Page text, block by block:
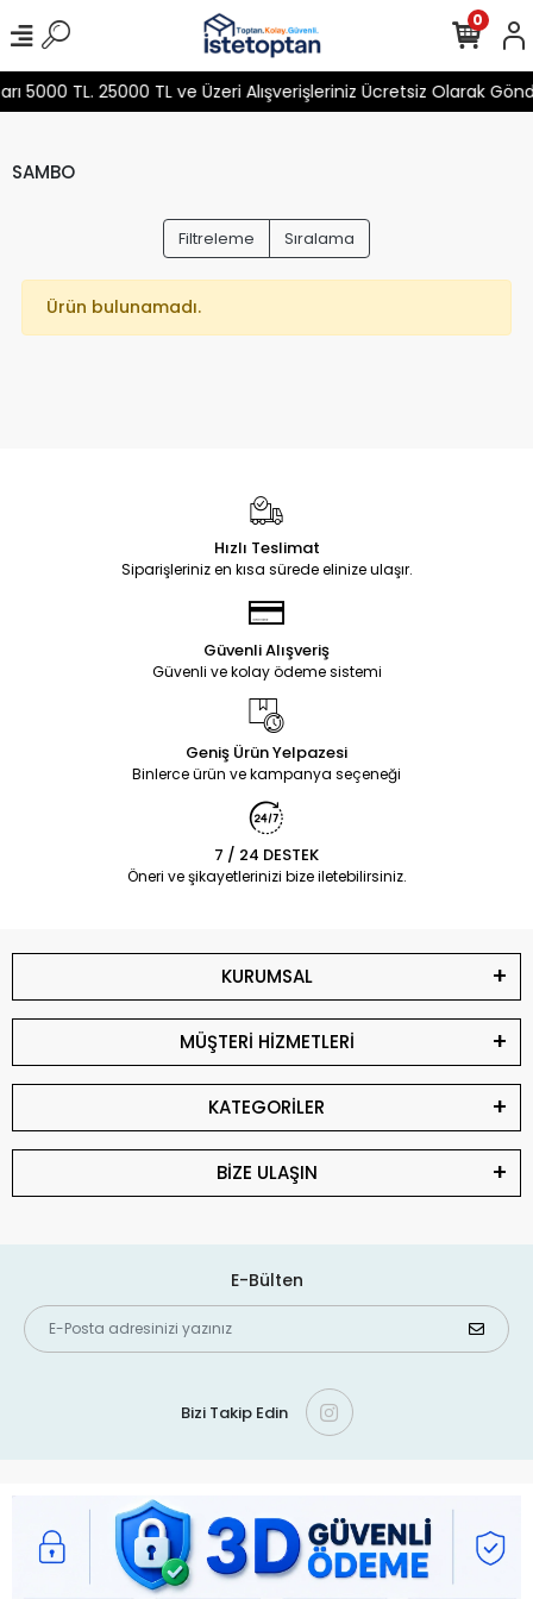
5000 TL. 25000 TL ve Üzeri Alışverişleriniz Ücretsiz Olarak
0
SAMBO
Filtreleme Sıralama
Ürün bulunamadı.
Hızlı Teslimat
Siparişleriniz en kısa sürede elinize ulaşır.
Güvenli Alışveriş
Güvenli ve kolay ödeme sistemi
Geniş Ürün Yelpazesi
Binlerce ürün ve kampanya seçeneği
7 / 24 DESTEK
Öneri ve şikayetlerinizi bize iletebilirsiniz.
KURUMSAL
MÜŞTERİ HİZMETLERİ
KATEGORİLER
BİZE ULAŞIN
E-Bülten
Bizi Takip Edin